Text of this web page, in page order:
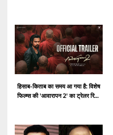
हिसाब-किताब का समय आ गया है: विशेष
फिल्म्स की 'आवारापन 2' का ट्रेलर रि...